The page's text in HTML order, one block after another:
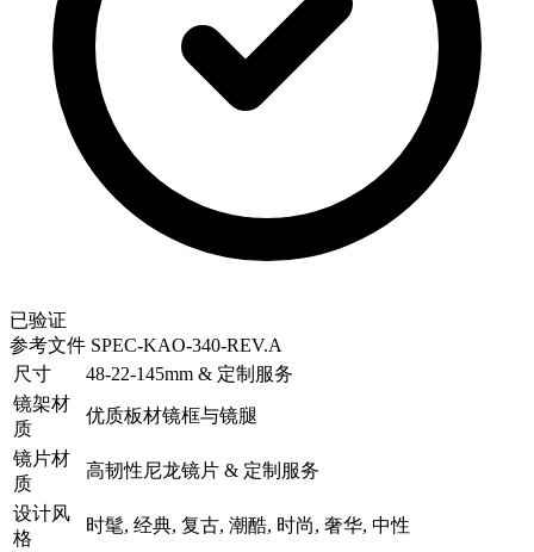
已验证
参考文件 SPEC-KAO-340-REV.A
尺寸
48-22-145mm & 定制服务
镜架材
质
优质板材镜框与镜腿
镜片材
质
高韧性尼龙镜片 & 定制服务
设计风
格
时髦, 经典, 复古, 潮酷, 时尚, 奢华, 中性